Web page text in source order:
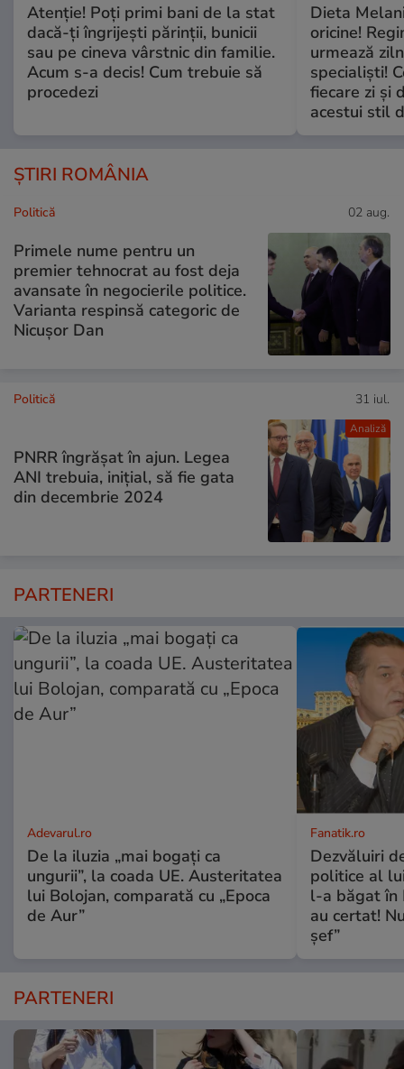
Atenție! Poți primi bani de la stat
dacă-ți îngrijești părinții, bunicii
sau pe cineva vârstnic din familie.
Acum s-a decis! Cum trebuie să
procedezi
Dieta
oricine!
urmează
specialiști!
fiecare zi și
acestui stil
ȘTIRI ROMÂNIA
Politică 02 aug.
Primele nume pentru un
premier tehnocrat au fost deja
avansate în negocierile politice.
Varianta respinsă categoric de
Nicușor Dan
Analiză
Politică 31 iul.
PNRR îngrășat în ajun. Legea
ANI trebuia, inițial, să fie gata
din decembrie 2024
PARTENERI
Adevarul.ro
De la iluzia „mai bogați ca
ungurii”, la coada UE. Austeritatea
lui Bolojan, comparată cu „Epoca
de Aur”
Fanatik.ro
Dezvăluiri
politice al
l-a băgat în
au certat!
șef”
PARTENERI